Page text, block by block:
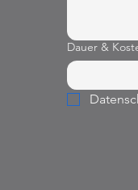
Dauer &